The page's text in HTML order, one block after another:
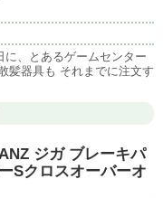
、とあるゲームセンター
髪器具も それまでに注文す
ジガ ブレーキパ
Sクロスオーバーオ